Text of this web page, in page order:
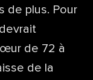
de plus. Pour
de 72 à
de la